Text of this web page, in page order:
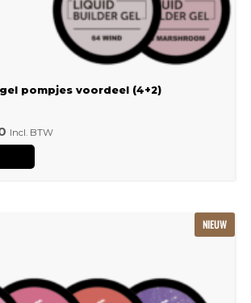
pompjes voordeel (4+2)
Incl. BTW
NIEUW